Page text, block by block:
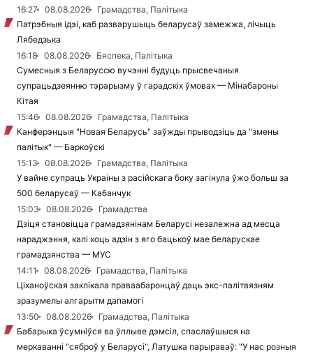
16:27
08.08.2026
Грамадства, Палітыка
Патрэбныя ідэі, каб разварушыць беларусаў замежжа, лічыць
Лябедзька
16:18
08.08.2026
Бяспека, Палітыка
Сумесныя з Беларуссю вучэнні будуць прысвечаныя
супрацьдзеянню тэрарызму ў гарадскіх ўмовах — Мінабароны
Кітая
15:46
08.08.2026
Грамадства, Палітыка
Канферэнцыя "Новая Беларусь" заўжды прыводзіць да "змены
палітык" — Баркоўскі
15:13
08.08.2026
Грамадства, Палітыка
У вайне супраць Украіны з расійскага боку загінула ўжо больш за
500 беларусаў — Кабанчук
15:03
08.08.2026
Грамадства
Дзіця становіцца грамадзянінам Беларусі незалежна ад месца
нараджэння, калі хоць адзін з яго бацькоў мае беларускае
грамадзянства — МУС
14:11
08.08.2026
Грамадства, Палітыка
Ціханоўская заклікала праваабаронцаў даць экс-палітвязням
зразумелы алгарытм дапамогі
13:50
08.08.2026
Грамадства, Палітыка
Бабарыка ўсумніўся ва ўплыве дэмсіл, спаслаўшыся на
меркаванні "сяброў у Беларусі", Латушка парыраваў: "У нас розныя